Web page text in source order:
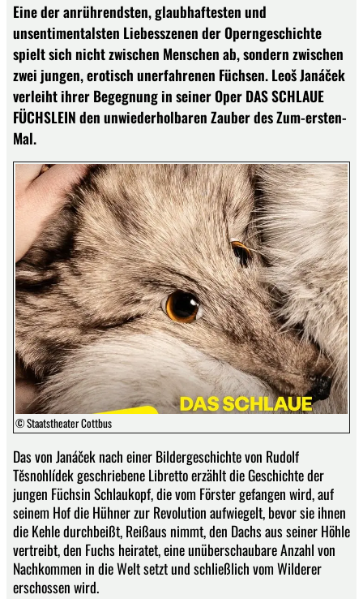
Eine der anrührendsten, glaubhaftesten und
unsentimentalsten Liebesszenen der Operngeschichte
spielt sich nicht zwischen Menschen ab, sondern zwischen
zwei jungen, erotisch unerfahrenen Füchsen. Leoš Janáček
verleiht ihrer Begegnung in seiner Oper DAS SCHLAUE
FÜCHSLEIN den unwiederholbaren Zauber des Zum-ersten-
Mal.
© Staatstheater Cottbus
Das von Janáček nach einer Bildergeschichte von Rudolf
Těsnohlídek geschriebene Libretto erzählt die Geschichte der
jungen Füchsin Schlaukopf, die vom Förster gefangen wird, auf
seinem Hof die Hühner zur Revolution aufwiegelt, bevor sie ihnen
die Kehle durchbeißt, Reißaus nimmt, den Dachs aus seiner Höhle
vertreibt, den Fuchs heiratet, eine unüberschaubare Anzahl von
Nachkommen in die Welt setzt und schließlich vom Wilderer
erschossen wird.